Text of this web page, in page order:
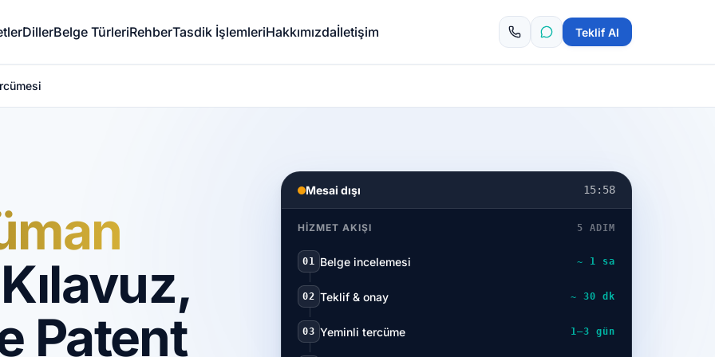
DillerBelge TürleriRehberTasdik İşlemleriHakkımızdaİletişim Teklif Al
Patent
Mesai dışı 15:58
HIZMET AKIŞI 5 ADIM
01 Belge incelemesi ~ 1 sa
02 Teklif & onay ~ 30 dk
03 Yeminli tercüme 1–3 gün